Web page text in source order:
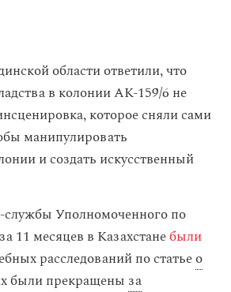
области ответили, что
в колонии АК-159/6 не
которое сняли сами
манипулировать
и создать искусственный
Уполномоченного по
11 месяцев в Казахстанебыли
расследований по статьео
были прекращены за